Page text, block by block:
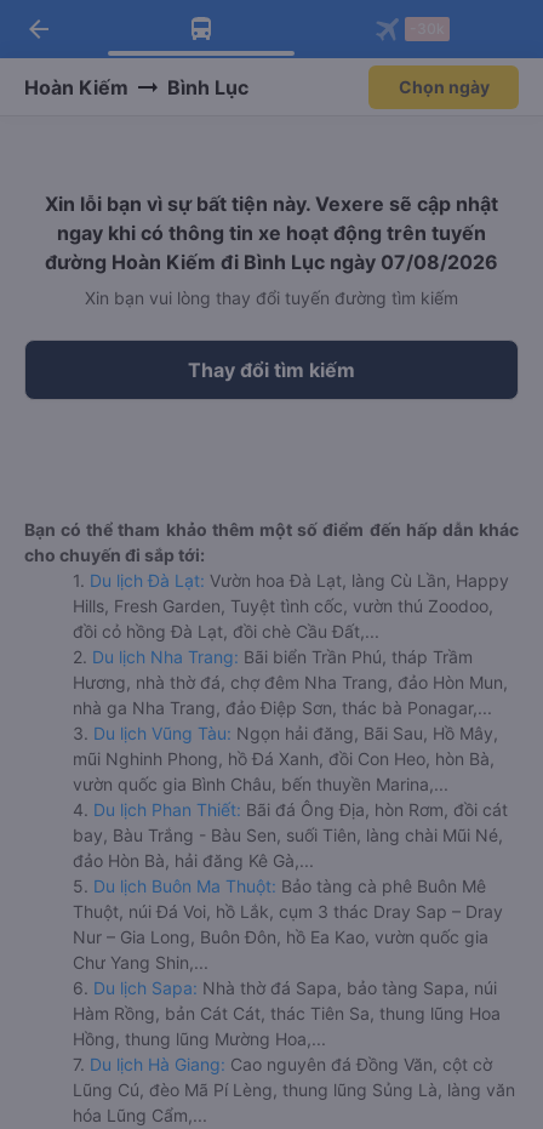
Tải app Vexere ngay!
Nhận ưu đãi thành viên độc
Mở app
Tải app Vexere
-30k/ghế khi đặt vé máy bay qua
Mở app
arrow_back
Hoàn Kiếm Bình Lục Chọn ngày
Xin lỗi bạn vì sự bất tiện này. Vexere sẽ cập nhật
ngay khi có thông tin xe hoạt động trên tuyến
đường Hoàn Kiếm đi Bình Lục ngày 07/08/2026
Xin bạn vui lòng thay đổi tuyến đường tìm kiếm
Thay đổi tìm kiếm
Bạn có thể tham khảo thêm một số điểm đến hấp dẫn khác
cho chuyến đi sắp tới:
1. Du lịch Đà Lạt: Vườn hoa Đà Lạt, làng Cù Lần, Happy
Hills, Fresh Garden, Tuyệt tình cốc, vườn thú Zoodoo,
đồi cỏ hồng Đà Lạt, đồi chè Cầu Đất,...
2. Du lịch Nha Trang: Bãi biển Trần Phú, tháp Trầm
Hương, nhà thờ đá, chợ đêm Nha Trang, đảo Hòn Mun,
nhà ga Nha Trang, đảo Điệp Sơn, thác bà Ponagar,...
3. Du lịch Vũng Tàu: Ngọn hải đăng, Bãi Sau, Hồ Mây,
mũi Nghinh Phong, hồ Đá Xanh, đồi Con Heo, hòn Bà,
vườn quốc gia Bình Châu, bến thuyền Marina,...
4. Du lịch Phan Thiết: Bãi đá Ông Địa, hòn Rơm, đồi cát
bay, Bàu Trắng - Bàu Sen, suối Tiên, làng chài Mũi Né,
đảo Hòn Bà, hải đăng Kê Gà,...
5. Du lịch Buôn Ma Thuột: Bảo tàng cà phê Buôn Mê
Thuột, núi Đá Voi, hồ Lắk, cụm 3 thác Dray Sap – Dray
Nur – Gia Long, Buôn Đôn, hồ Ea Kao, vườn quốc gia
Chư Yang Shin,...
6. Du lịch Sapa: Nhà thờ đá Sapa, bảo tàng Sapa, núi
Hàm Rồng, bản Cát Cát, thác Tiên Sa, thung lũng Hoa
Hồng, thung lũng Mường Hoa,...
7. Du lịch Hà Giang: Cao nguyên đá Đồng Văn, cột cờ
Lũng Cú, đèo Mã Pí Lèng, thung lũng Sủng Là, làng văn
hóa Lũng Cẩm,...